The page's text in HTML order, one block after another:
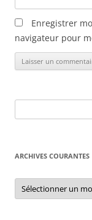
Enregistrer
navigateur pour
ARCHIVES COURANTES
Archives
courantes